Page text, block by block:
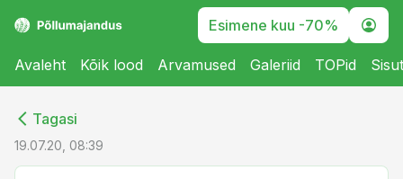
Esimene kuu -70%
Avaleht Kõik lood Arvamused Galeriid TOPid
Tagasi
19.07.20, 08:39